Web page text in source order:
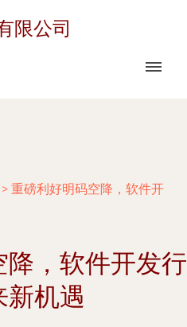
限公司
> 重磅利好明码空降，软件开
，软件开发行
新机遇